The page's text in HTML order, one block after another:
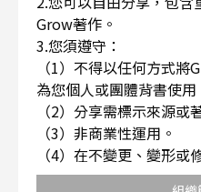
Grow著作。
3.您須遵守：
（1）不得以任何方式
為您個人或團體背書使用
（2）分享需標示來源或
（3）非商業性運用。
（4）在不變更、變形或